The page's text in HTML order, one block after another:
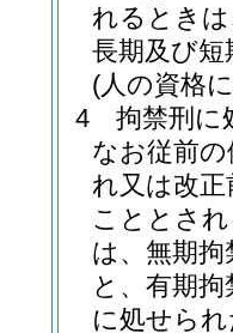
れるとき
長期及び
(人の資格
4
拘禁刑に
なお従前
れ又は改
こととさ
は、無期
と、有期
に処せら